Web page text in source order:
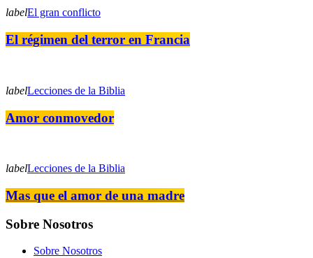
labelEl gran conflicto
El régimen del terror en Francia
labelLecciones de la Biblia
Amor conmovedor
labelLecciones de la Biblia
Mas que el amor de una madre
Sobre Nosotros
Sobre Nosotros